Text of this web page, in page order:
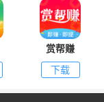
赏帮赚
下载